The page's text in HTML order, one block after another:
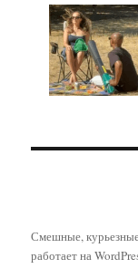
Смешные,
работает на